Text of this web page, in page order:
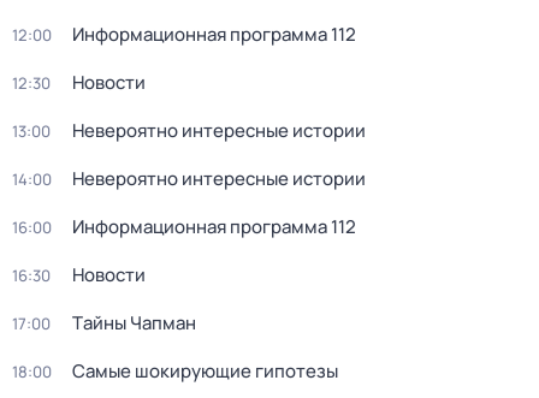
12:00 Информационная программа 112
12:30 Новости
13:00 Невероятно интересные истории
14:00 Невероятно интересные истории
16:00 Информационная программа 112
16:30 Новости
17:00 Тaйны Чапман
18:00 Самые шoкиpующие гипотезы